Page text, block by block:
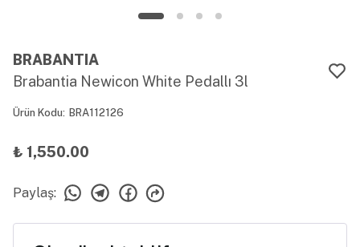
BRABANTIA
Brabantia Newicon White Pedallı 3l
Ürün Kodu: BRA112126
₺ 1,550.00
Paylaş: